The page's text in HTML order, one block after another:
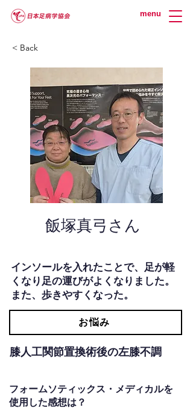
menu
< Back
飯塚真弓さん
インソールを入れたことで、足が軽
くなり足の運びがよくなりました。
また、歩きやすくなった。
お悩み
膝人工関節置換術後の左膝不調
フォームソティックス・メディカルを
使用した感想は？